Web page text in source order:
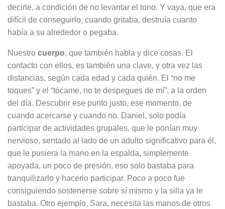
decirle, a condición de no levantar el tono. Y vaya, que era
difícil de conseguirlo, cuando gritaba, destruía cuanto
había a su alrededor o pegaba.
Nuestro cuerpo, que también habla y dice cosas. El
contacto con ellos, es también una clave, y otra vez las
distancias, según cada edad y cada quién. El “no me
toques” y el “tócame, no te despegues de mí”, a la orden
del día. Descubrir ese punto justo, ese momento, de
cuando acercarse y cuando no. Daniel, solo podía
participar de actividades grupales, que le ponían muy
nervioso, sentado al lado de un adulto significativo para él,
que le pusiera la mano en la espalda, simplemente
apoyada, un poco de presión, eso solo bastaba para
tranquilizarlo y hacerlo participar. Poco a poco fue
consiguiendo sostenerse sobre sí mismo y la silla ya le
bastaba. Otro ejemplo, Sara, necesita las manos de otros